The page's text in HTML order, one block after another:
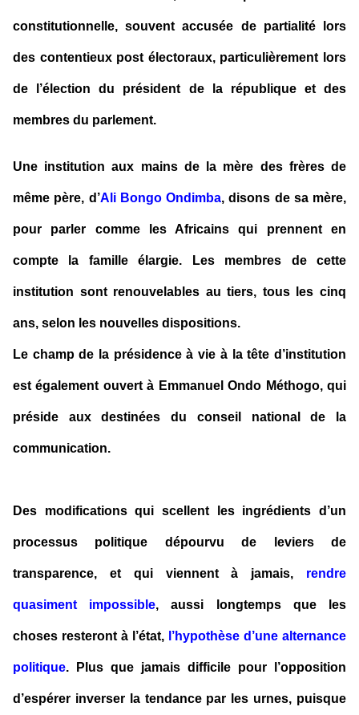
constitutionnelle, souvent accusée de partialité lors
des contentieux post électoraux, particulièrement lors
de l’élection du président de la république et des
membres du parlement.
Une institution aux mains de la mère des frères de
même père, d’Ali Bongo Ondimba, disons de sa mère,
pour parler comme les Africains qui prennent en
compte la famille élargie. Les membres de cette
institution sont renouvelables au tiers, tous les cinq
ans, selon les nouvelles dispositions.
Le champ de la présidence à vie à la tête d’institution
est également ouvert à Emmanuel Ondo Méthogo, qui
préside aux destinées du conseil national de la
communication.
Des modifications qui scellent les ingrédients d’un
processus politique dépourvu de leviers de
transparence, et qui viennent à jamais, rendre
quasiment impossible, aussi longtemps que les
choses resteront à l’état, l’hypothèse d’une alternance
politique. Plus que jamais difficile pour l’opposition
d’espérer inverser la tendance par les urnes, puisque